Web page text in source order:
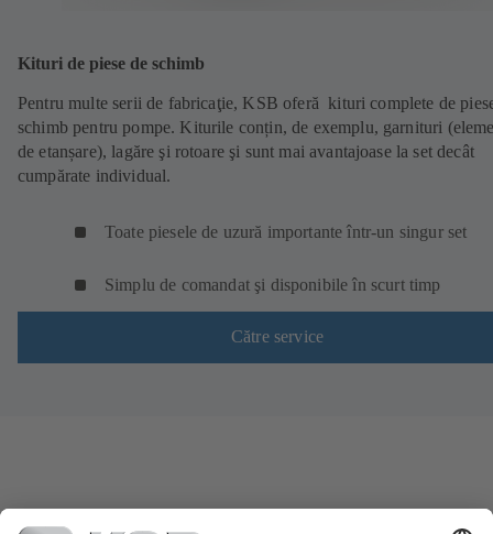
Kituri de piese de schimb
Pentru multe serii de fabricaţie, KSB oferă kituri complete de
schimb pentru pompe. Kiturile conțin, de exemplu, garnituri
de etanșare), lagăre şi rotoare şi sunt mai avantajoase la set decât
cumpărate individual.
Toate piesele de uzură importante într-un singur set
Simplu de comandat şi disponibile în scurt timp
Către service